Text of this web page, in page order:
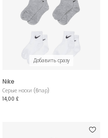
Добавить сразу
Nike
Серые носки (6пар)
14,00 £